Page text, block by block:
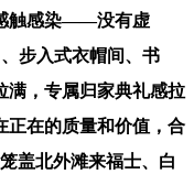
触感染——没有虚
步入式衣帽间、书
满，专属归家典礼感拉
正在的质量和价值，合
盖北外滩来福士、白